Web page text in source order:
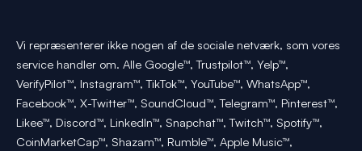
Vi repræsenterer ikke nogen af de sociale netværk, som vores
service handler om. Alle Google™, Trustpilot™, Yelp™,
VerifyPilot™, Instagram™, TikTok™, YouTube™, WhatsApp™,
Facebook™, X-Twitter™, SoundCloud™, Telegram™, Pinterest™,
Likee™, Discord™, LinkedIn™, Snapchat™, Twitch™, Spotify™,
CoinMarketCap™, Shazam™, Rumble™, Apple Music™,